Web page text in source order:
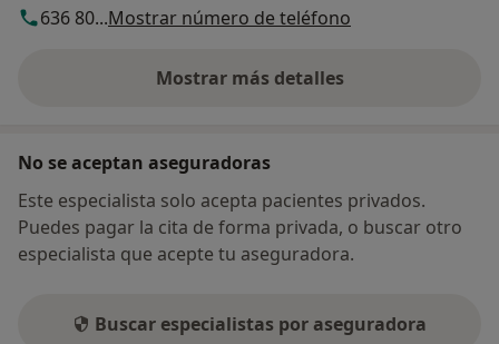
636 80...Mostrar número de teléfono
Mostrar más detalles
sobre la dirección
No se aceptan aseguradoras
Este especialista solo acepta pacientes privados.
Puedes pagar la cita de forma privada, o buscar otro
especialista que acepte tu aseguradora.
Buscar especialistas por aseguradora